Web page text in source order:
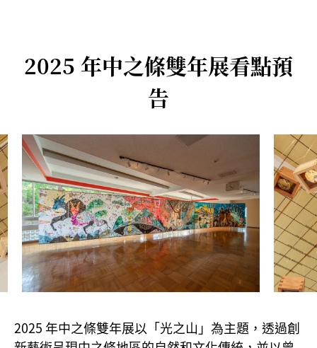
2025 年中之條雙年展看點預
告
2025 年中之條雙年展以「光之山」為主題，透過創